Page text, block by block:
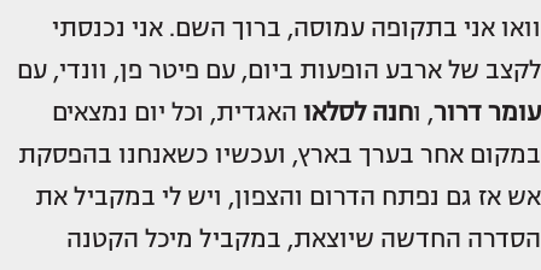
וואו אני בתקופה עמוסה, ברוך השם. אני נכנסתי
לקצב של ארבע הופעות ביום, עם פיטר פן, וונדי, עם
עומר דרור, וחנה לסלאו האגדית, וכל יום נמצאים
במקום אחר בערך בארץ, ועכשיו כשאנחנו בהפסקת
אש אז גם נפתח הדרום והצפון, ויש לי במקביל את
הסדרה החדשה שיוצאת, במקביל מיכל הקטנה